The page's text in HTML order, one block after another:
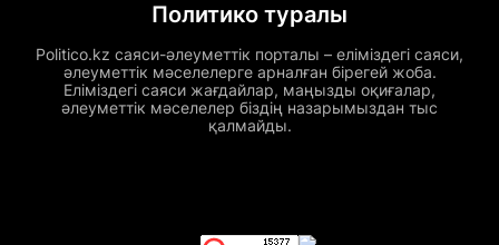
Политико туралы
Politico.kz саяси-әлеуметтік порталы – еліміздегі саяси,
әлеуметтік мәселелерге арналған бірегей жоба.
Еліміздегі саяси жағдайлар, маңызды оқиғалар,
әлеуметтік мәселелер біздің назарымыздан тыс
қалмайды.